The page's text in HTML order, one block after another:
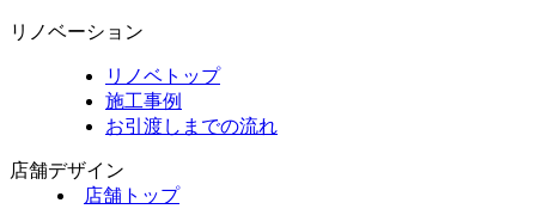
リノベーション
リノベトップ
施工事例
お引渡しまでの流れ
店舗デザイン
店舗トップ